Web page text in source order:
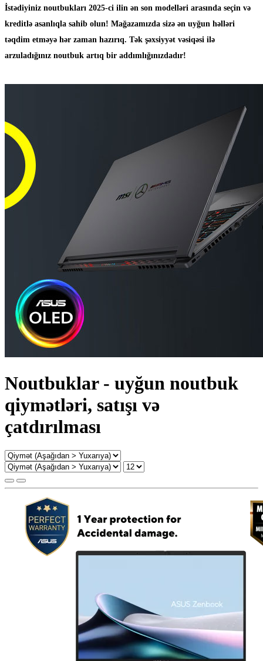
İstədiyiniz noutbukları 2025-ci ilin ən son modelləri arasında seçin və
kreditlə asanlıqla sahib olun! Mağazamızda sizə ən uyğun həlləri
təqdim etməyə hər zaman hazırıq. Tək şəxsiyyət vəsiqəsi ilə
arzuladığınız noutbuk artıq bir addımlığınızdadır!
Noutbuklar - uyğun noutbuk
qiymətləri, satışı və
çatdırılması